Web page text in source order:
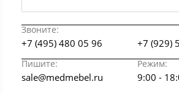
Звоните:
+7 (495) 480 05 96 +7 (929)
Пишите: Режим:
sale@medmebel.ru 9:00 -